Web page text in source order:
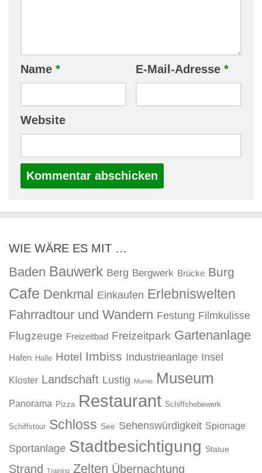
Name * E-Mail-Adresse *
Website
WIE WÄRE ES MIT …
Baden Bauwerk Berg Bergwerk Brücke Burg
Cafe Denkmal Einkaufen Erlebniswelten
Fahrradtour und Wandern Festung Filmkulisse
Flugzeuge Freizeitbad Freizeitpark Gartenanlage
Hafen Halle Hotel Imbiss Industrieanlage Insel
Kloster Landschaft Lustig Mumie Museum
Panorama Pizza Restaurant Schiffshebewerk
Schiffstour Schloss See Sehenswürdigkeit Spionage
Sportanlage Stadtbesichtigung Statue
Strand Training Zelten Übernachtung